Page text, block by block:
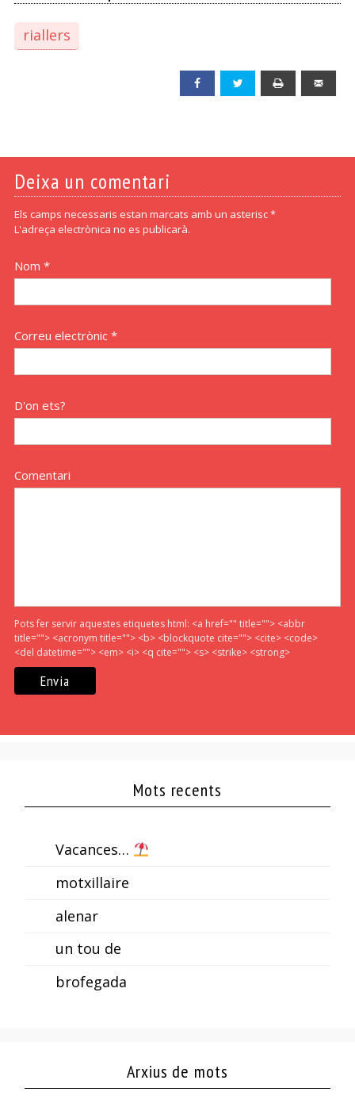
riallers
Facebook Twitter
Deixa un comentari
Els camps necessaris estan marcats amb un asterisc *
L'adreça electrònica no es publicarà.
Nom *
Correu electrònic *
D'on ets?
Comentari
Pots fer servir aquestes etiquetes html: <a href="" title=""> <abbr
title=""> <acronym title=""> <b> <blockquote cite=""> <cite> <code>
<del datetime=""> <em> <i> <q cite=""> <s> <strike> <strong>
Mots recents
Vacances…
motxillaire
alenar
un tou de
brofegada
Arxius de mots